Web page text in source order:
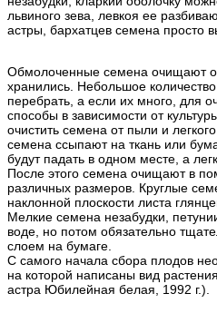
львиного зева, левкоя ее
астры, бархатцев семена просто
Обмолоченные семена очищают
хранились. Небольшое
перебрать, а если их много, для
способы в зависимости от
очистить семена от пыли и
семена ссыпают на ткань или
будут падать в одном месте, а
После этого семена очищают в
различных размеров. Круглые
наклонной плоскости листа
Мелкие семена незабудки,
воде, но потом обязательно
слоем на бумаге.
С самого начала сбора плодов
на которой написаны вид
астра Юбилейная белая, 1992 г.).